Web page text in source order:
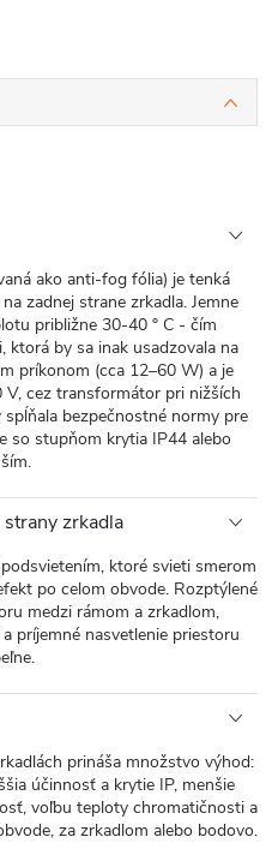
ako anti-fog fólia) je tenká
zadnej strane zrkadla. Jemne
približne 30-40 ° C - čím
ktorá by sa inak usadzovala na
príkonom (cca 12–60 W) a je
V, cez transformátor pri nižších
bezpečnostné normy pre
so stupňom krytia IP44 alebo
zrkadla
ktoré svieti smerom
po celom obvode. Rozptýlené
medzi rámom a zrkadlom,
príjemné nasvetlenie priestoru
prináša množstvo výhod:
účinnosť a krytie IP, menšie
voľbu teploty chromatičnosti a
za zrkadlom alebo bodovo.